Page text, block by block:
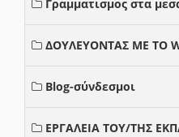
Γραμματισμος στα
ΔΟΥΛΕΥΟΝΤΑΣ ΜΕ ΤΟ
Blog-σύνδεσμοι
ΕΡΓΑΛΕΙΑ ΤΟΥ/ΤΗΣ